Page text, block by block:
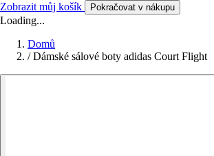
Zobrazit můj košík Pokračovat v nákupu
Loading...
Domů
/ Dámské sálové boty adidas Court Flight